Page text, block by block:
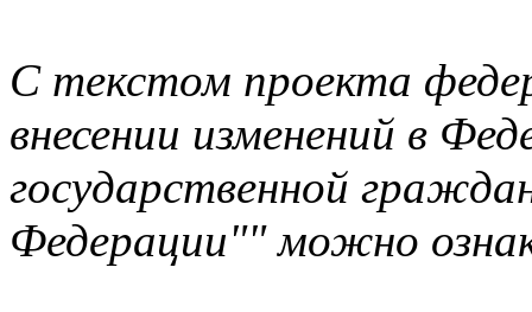
С текстом проекта
внесении изменений в
государственной
Федерации"" можно